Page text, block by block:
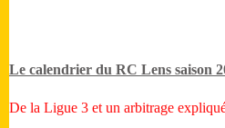
Le calendrier du RC Lens saison
De la Ligue 3 et un arbitrage